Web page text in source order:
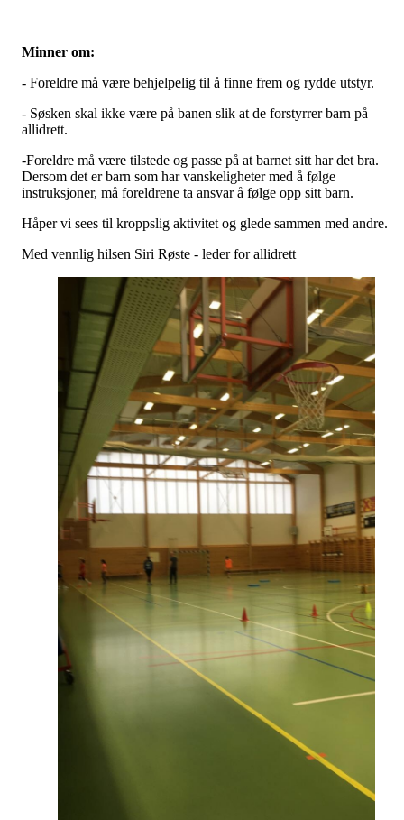
Minner om:
- Foreldre må være behjelpelig til å finne frem og rydde utstyr.
- Søsken skal ikke være på banen slik at de forstyrrer barn på
allidrett.
-Foreldre må være tilstede og passe på at barnet sitt har det bra.
Dersom det er barn som har vanskeligheter med å følge
instruksjoner, må foreldrene ta ansvar å følge opp sitt barn.
Håper vi sees til kroppslig aktivitet og glede sammen med andre.
Med vennlig hilsen Siri Røste - leder for allidrett